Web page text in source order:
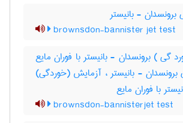
- بانیستر
brownsdon-bannister jet test
گی ) برونسدان - بانیستر با فوران مایع
- بانیستر ، آزمایش (خوردگی)
با فوران مایع
brownsdon-bannisterjet test